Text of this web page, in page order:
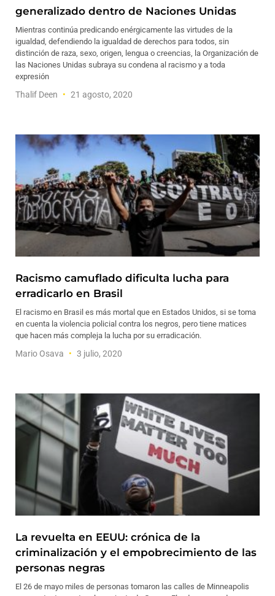
generalizado dentro de Naciones Unidas
Mientras continúa predicando enérgicamente las virtudes de la
igualdad, defendiendo la igualdad de derechos para todos, sin
distinción de raza, sexo, origen, lengua o creencias, la Organización de
las Naciones Unidas subraya su condena al racismo y a toda
expresión
Thalif Deen 21 agosto, 2020
Racismo camuflado dificulta lucha para
erradicarlo en Brasil
El racismo en Brasil es más mortal que en Estados Unidos, si se toma
en cuenta la violencia policial contra los negros, pero tiene matices
que hacen más compleja la lucha por su erradicación.
Mario Osava 3 julio, 2020
La revuelta en EEUU: crónica de la
criminalización y el empobrecimiento de las
personas negras
El 26 de mayo miles de personas tomaron las calles de Minneapolis